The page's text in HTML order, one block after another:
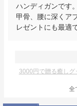
ハンディガンです
甲骨、腰に深くア
レゼントにも最適
3000円で贈る癒しグ
全